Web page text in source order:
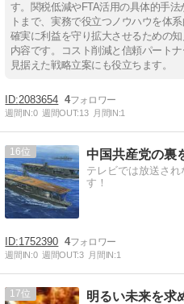
す。関税低減やFTA活用の具体的手
トまで、実務で役立つノウハウを体
確実に利益を守り拡大させるための
内容です。コスト削減と信頼パート
見据えた戦略立案にも役立ちます。
2083654 4
週間IN:0 週間OUT:13 月間IN:1
16 中国共産党の裏
テレビでは放送さ
す！
1752390 4
週間IN:0 週間OUT:3 月間IN:1
17 明るい未来を求